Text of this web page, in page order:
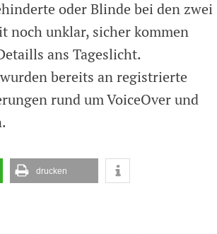
oder Blinde bei den zwei
noch unklar, sicher kommen
ans Tageslicht.
bereits an registrierte
rund um VoiceOver und
drucken